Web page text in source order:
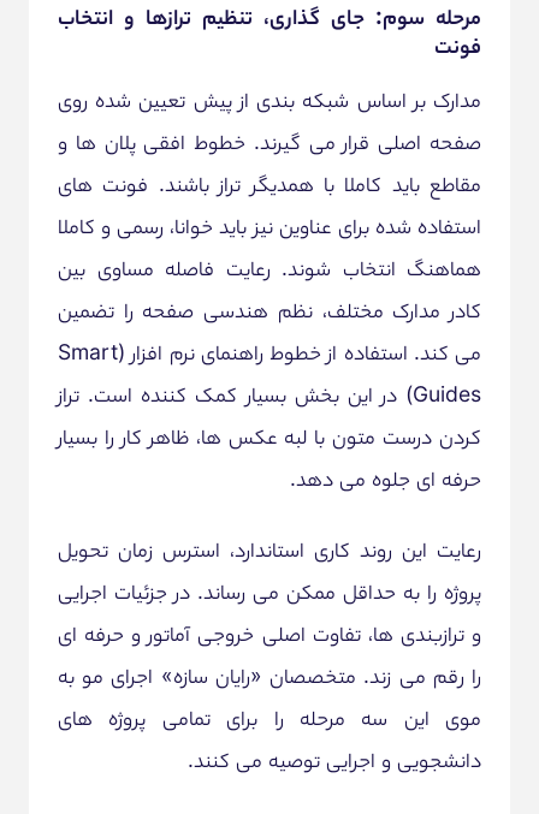
مرحله سوم: جای گذاری، تنظیم ترازها و انتخاب
فونت
مدارک بر اساس شبکه بندی از پیش تعیین شده روی
صفحه اصلی قرار می گیرند. خطوط افقی پلان ها و
مقاطع باید کاملا با همدیگر تراز باشند. فونت های
استفاده شده برای عناوین نیز باید خوانا، رسمی و کاملا
هماهنگ انتخاب شوند. رعایت فاصله مساوی بین
کادر مدارک مختلف، نظم هندسی صفحه را تضمین
می کند. استفاده از خطوط راهنمای نرم افزار (Smart
Guides) در این بخش بسیار کمک کننده است. تراز
کردن درست متون با لبه عکس ها، ظاهر کار را بسیار
حرفه ای جلوه می دهد.
رعایت این روند کاری استاندارد، استرس زمان تحویل
پروژه را به حداقل ممکن می رساند. در جزئیات اجرایی
و ترازبندی ها، تفاوت اصلی خروجی آماتور و حرفه ای
را رقم می زند. متخصصان «رایان سازه» اجرای مو به
موی این سه مرحله را برای تمامی پروژه های
دانشجویی و اجرایی توصیه می کنند.